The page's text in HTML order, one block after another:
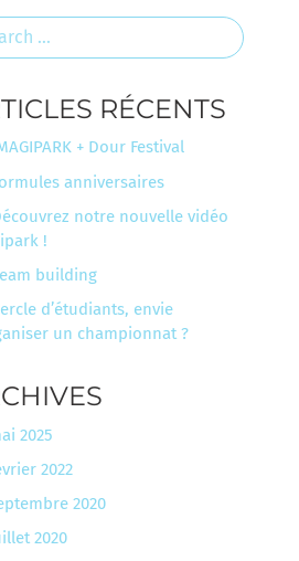
RÉCENTS
+ Dour Festival
anniversaires
notre nouvelle vidéo
!
building
d’étudiants, envie
un championnat ?
2025
2022
2020
2020